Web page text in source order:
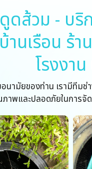
ส้วม - บริ
นเรือน​ ร้า
โรงงา
อนามัยของท่าน เรามี
าพและปลอดภัยในกา